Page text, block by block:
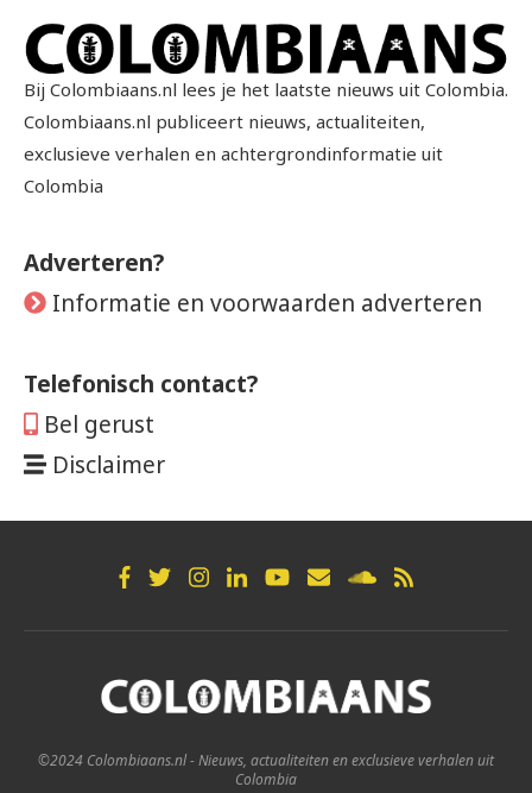
Bij Colombiaans.nl lees je het laatste nieuws uit Colombia.
Colombiaans.nl publiceert nieuws, actualiteiten,
exclusieve verhalen en achtergrondinformatie uit
Colombia
Adverteren?
Informatie en voorwaarden adverteren
Telefonisch contact?
Bel gerust
Disclaimer
©2024 Colombiaans.nl - Nieuws, actualiteiten en exclusieve verhalen uit
Colombia